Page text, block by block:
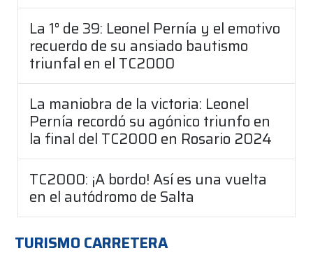
La 1° de 39: Leonel Pernía y el emotivo
recuerdo de su ansiado bautismo
triunfal en el TC2000
La maniobra de la victoria: Leonel
Pernía recordó su agónico triunfo en
la final del TC2000 en Rosario 2024
TC2000: ¡A bordo! Así es una vuelta
en el autódromo de Salta
TURISMO CARRETERA